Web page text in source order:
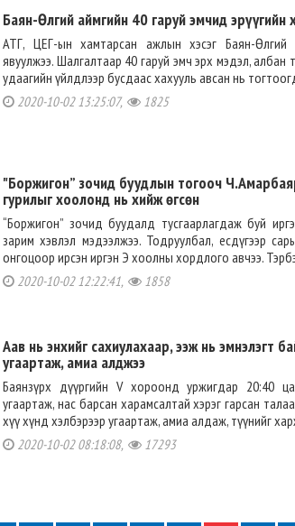
Баян-Өлгий аймгийн 40 гаруй эмчид эрүүгийн
АТГ, ЦЕГ-ын хамтарсан ажлын хэсэг Баян-Өлгий
явуулжээ. Шалгалтаар 40 гаруй эмч эрх мэдэл, албан
удаагийн үйлдлээр бусдаас хахууль авсан нь
2020-10-02 13:25:07, 1825
"Боржигон” зочид буудлын тогооч
гурилыг хоолонд нь хийж өгсөн
“Боржигон” зочид буудалд тусгаарлагдаж буй
зарим хэвлэл мэдээлжээ. Тодруулбал, есдүгээр
онгоцоор ирсэн иргэн Э хоолны хордлого авчээ.
2020-10-02 12:22:41, 1858
Аав нь энхийг сахиулахаар, ээж нь эмнэлэгт
угаартаж, амиа алджээ
Баянзүрх дүүргийн V хороонд уржигдар 20:40
угаартаж, нас барсан харамсалтай хэрэг гарсан
хүү хүнд хэлбэрээр угаартаж, амиа алдаж, түүнийг
2020-10-02 08:18:08, 17293